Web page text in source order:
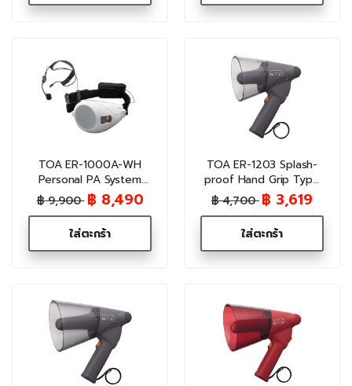
TOA ER-1000A-WH
Personal PA System
6W
฿ 9,900 ฿ 8,490
ใส่ตะกร้า
TOA ER-1203 Splash-
proof Hand Grip Type
Megaphone 3W
฿ 4,700฿ 3,619
ใส่ตะกร้า